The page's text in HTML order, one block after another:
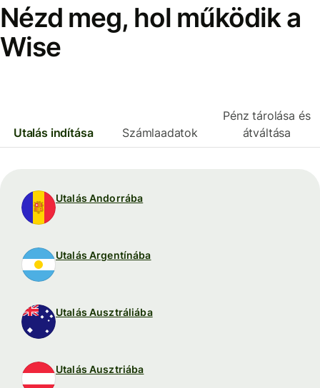
Nézd meg, hol működik a
Wise
Utalás indítása Számlaadatok
Pénz tárolása és
átváltása
Utalás Andorrába
Utalás Argentínába
Utalás Ausztráliába
Utalás Ausztriába